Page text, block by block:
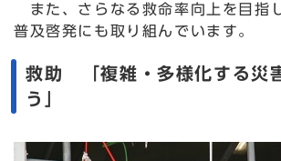
また、さらなる救命率向上を目指
普及啓発にも取り組んでいます。
救助 「複雑・多様化する災
う」